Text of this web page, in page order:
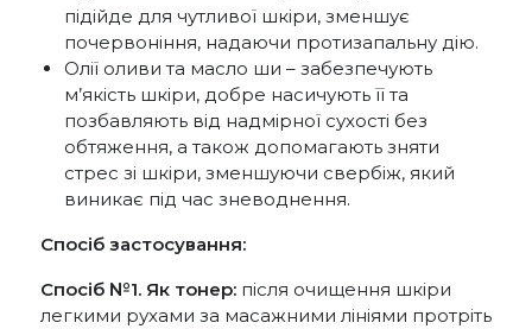
підійде для чутливої шкіри, зменшує
почервоніння, надаючи протизапальну дію.
Олії оливи та масло ши – забезпечують
м’якість шкіри, добре насичують її та
позбавляють від надмірної сухості без
обтяження, а також допомагають зняти
стрес зі шкіри, зменшуючи свербіж, який
виникає під час зневоднення.
Спосіб застосування:
Спосіб №1. Як тонер: після очищення шкіри
легкими рухами за масажними лініями протріть